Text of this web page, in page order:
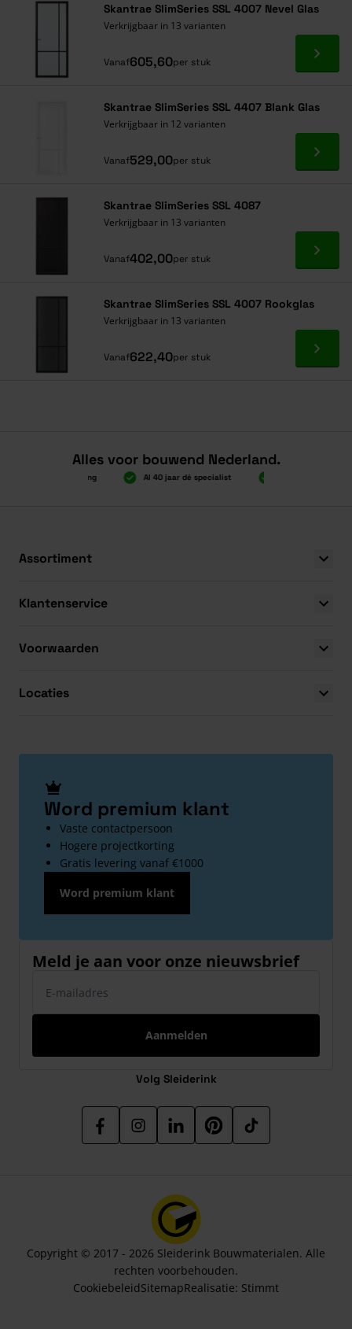
Skantrae SlimSeries SSL 4007 Nevel Glas
Verkrijgbaar in 13 varianten
Vanaf605,60per stuk Ga
Skantrae SlimSeries SSL 4407 Blank Glas
Verkrijgbaar in 12 varianten
Vanaf529,00per stuk Ga
Skantrae SlimSeries SSL 4087
Verkrijgbaar in 13 varianten
Vanaf402,00per stuk Ga
Skantrae SlimSeries SSL 4007 Rookglas
Verkrijgbaar in 13 varianten
Vanaf622,40per stuk Ga
Alles voor bouwend Nederland.
Al 40 jaar dé specialist
Assortiment
Klantenservice
Voorwaarden
Locaties
Word premium klant
Vaste contactpersoon
Hogere projectkorting
Gratis levering vanaf €1000
Word premium klant
Meld je aan voor onze nieuwsbrief
Aanmelden
Volg Sleiderink
Copyright © 2017 - 2026 Sleiderink Bouwmaterialen. Alle
rechten voorbehouden.
CookiebeleidSitemapRealisatie: Stimmt